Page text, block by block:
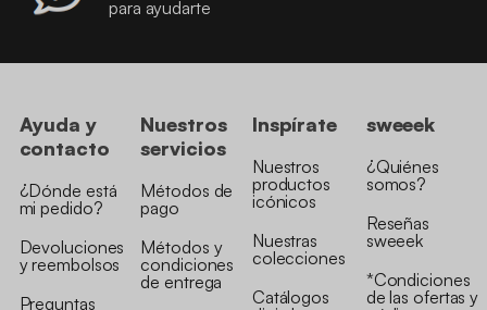
para ayudarte
Ayuda y
contacto
¿Dónde está
mi pedido?
Devoluciones
y reembolsos
Preguntas
Nuestros
servicios
Métodos de
pago
Métodos y
condiciones
de entrega
Inspírate
Nuestros
productos
icónicos
Nuestras
colecciones
Catálogos
sweeek
¿Quiénes
somos?
Reseñas
sweeek
*Condiciones
de las ofertas y